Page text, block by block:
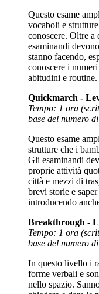
Questo esame
vocaboli e
conoscere. Oltre a
esaminandi
stanno facendo,
conoscere i
abitudini e routine.
Quickmarch -
Tempo: 1 ora
base del numero
Questo esame
strutture che i
Gli esaminandi
proprie attività
città e mezzi di
brevi storie e
introducendo
Breakthrough -
Tempo: 1 ora
base del numero
In questo livello i
forme verbali e
nello spazio.